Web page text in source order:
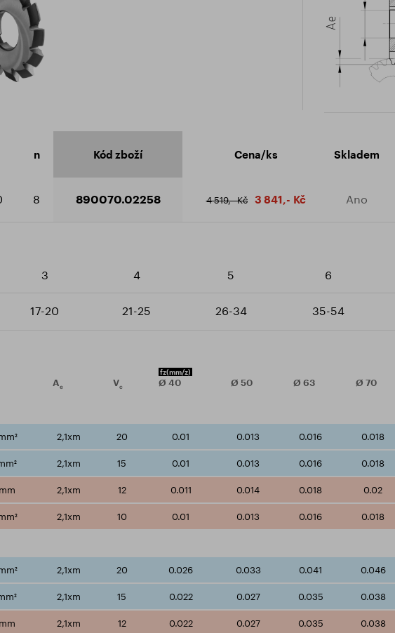
ISO 9001:2015
o členství v HK
podmínky
ke stažení
n Kód zboží Cena/ks Skladem
8 890070.02258 4 519,- Kč 3 841,- Kč Ano
3 4 5 6
17-20 21-25 26-34 35-54
Ae Vc
fz(mm/z)
Ø 40 Ø 50 Ø 63 Ø 70
2,1xm 20 0.01 0.013 0.016 0.018
2,1xm 15 0.01 0.013 0.016 0.018
2,1xm 12 0.011 0.014 0.018 0.02
2,1xm 10 0.01 0.013 0.016 0.018
2,1xm 20 0.026 0.033 0.041 0.046
2,1xm 15 0.022 0.027 0.035 0.038
2,1xm 12 0.022 0.027 0.035 0.038